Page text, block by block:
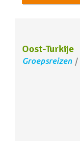
Oost-Turkije
Groepsreizen /